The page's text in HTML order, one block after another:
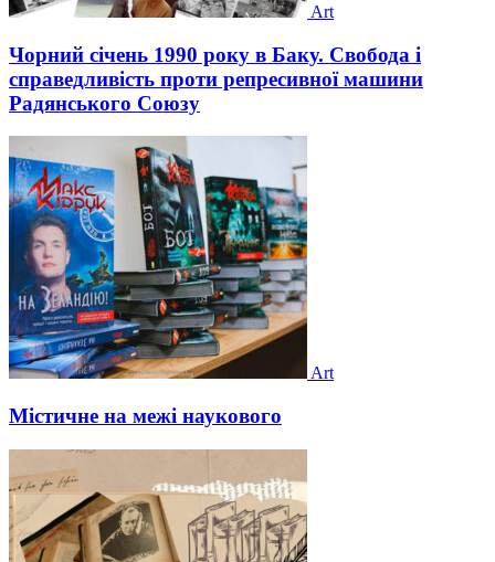
Art
Чорний січень 1990 року в Баку. Свобода і
справедливість проти репресивної машини
Радянського Союзу
Art
Містичне на межі наукового